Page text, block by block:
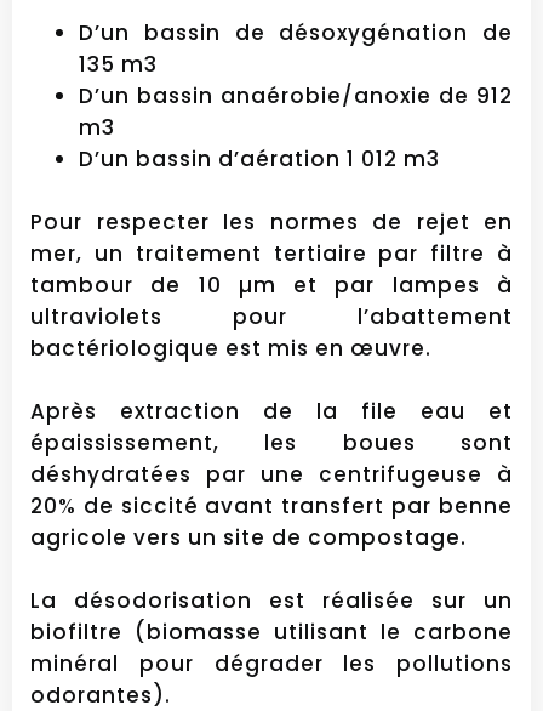
D’un bassin de désoxygénation de
135 m3
D’un bassin anaérobie/anoxie de 912
m3
D’un bassin d’aération 1 012 m3
Pour respecter les normes de rejet en
mer, un traitement tertiaire par filtre à
tambour de 10 µm et par lampes à
ultraviolets pour l’abattement
bactériologique est mis en œuvre.
Après extraction de la file eau et
épaississement, les boues sont
déshydratées par une centrifugeuse à
20% de siccité avant transfert par benne
agricole vers un site de compostage.
La désodorisation est réalisée sur un
biofiltre (biomasse utilisant le carbone
minéral pour dégrader les pollutions
odorantes).